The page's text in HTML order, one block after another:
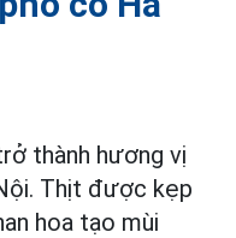
thành hương vị
Thịt được kẹp
hoa tạo mùi